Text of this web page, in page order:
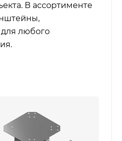
В ассортименте
любого